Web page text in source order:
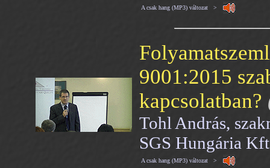
A csak hang (MP3) változat >
9001:2015
kapcsolatban?
Tohl András,
SGS Hungária
A csak hang (MP3) változat >